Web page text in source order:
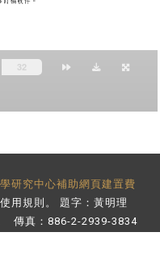
研究中心補助網頁建置費
使用規則 。 題字：黃明理
傳真：886-2-2939-3834